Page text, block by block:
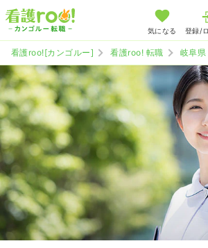
気になる 登録/
看護roo![カンゴルー] 看護roo! 転職 岐阜県